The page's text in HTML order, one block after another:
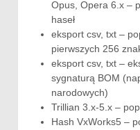
Opus, Opera 6.x –
haseł
eksport csv, txt –
pierwszych 256
eksport csv, txt –
sygnaturą BOM
narodowych)
Trillian 3.x-5.x –
Hash VxWorks5 –